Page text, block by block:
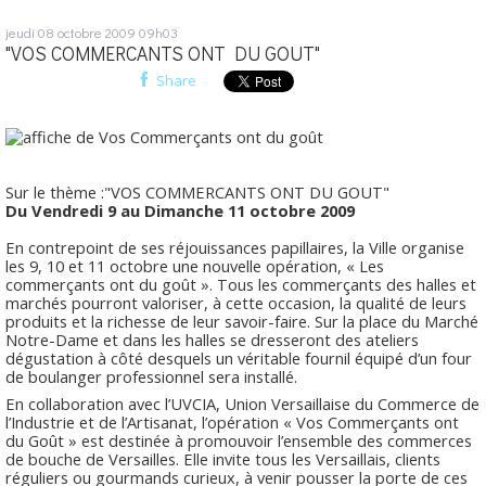
jeudi 08 octobre 2009 09h03
"VOS COMMERCANTS ONT DU GOUT"
Share
Sur le thème :"VOS COMMERCANTS ONT DU GOUT"
Du Vendredi 9 au Dimanche 11 octobre 2009
En contrepoint de ses réjouissances papillaires, la Ville organise
les 9, 10 et 11 octobre une nouvelle opération, « Les
commerçants ont du goût ». Tous les commerçants des halles et
marchés pourront valoriser, à cette occasion, la qualité de leurs
produits et la richesse de leur savoir-faire. Sur la place du Marché
Notre-Dame et dans les halles se dresseront des ateliers
dégustation à côté desquels un véritable fournil équipé d’un four
de boulanger professionnel sera installé.
En collaboration avec l’UVCIA, Union Versaillaise du Commerce de
l’Industrie et de l’Artisanat, l’opération « Vos Commerçants ont
du Goût » est destinée à promouvoir l’ensemble des commerces
de bouche de Versailles. Elle invite tous les Versaillais, clients
réguliers ou gourmands curieux, à venir pousser la porte de ces